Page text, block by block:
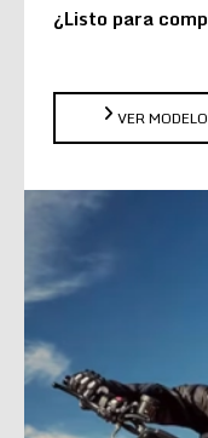
¿Listo para
VER